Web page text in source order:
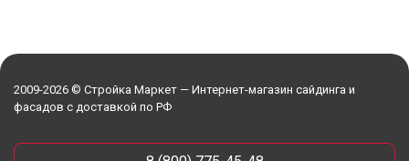
2009-2026 © Стройка Маркет — Интернет-магазин сайдинга и
фасадов с доставкой по РФ